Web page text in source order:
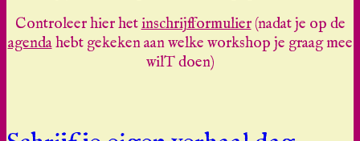
Controleer hier hetinschrijfformulier(nadat je op de
agendahebt gekeken aan welke workshop je graag mee
wilT doen)